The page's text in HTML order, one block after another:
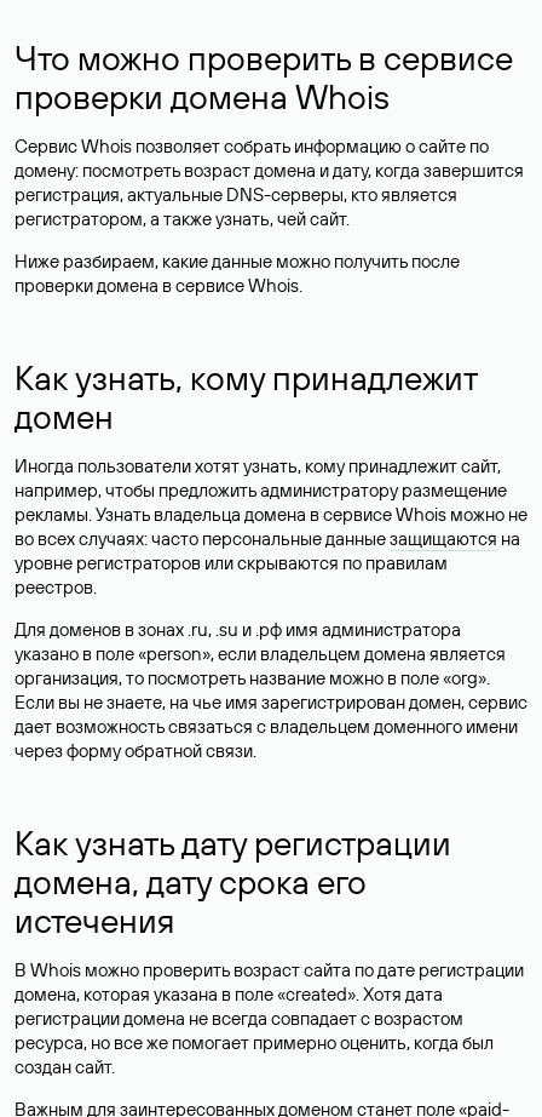
Что можно проверить в сервисе
проверки домена Whois
Сервис Whois позволяет собрать информацию о сайте по
домену: посмотреть возраст домена и дату, когда завершится
регистрация, актуальные DNS-серверы, кто является
регистратором, а также узнать, чей сайт.
Ниже разбираем, какие данные можно получить после
проверки домена в сервисе Whois.
Как узнать, кому принадлежит
домен
Иногда пользователи хотят узнать, кому принадлежит сайт,
например, чтобы предложить администратору размещение
рекламы. Узнать владельца домена в сервисе Whois можно не
во всех случаях: часто персональные данныезащищаются на
уровне регистраторов или скрываются по правилам
реестров.
Для доменов в зонах .ru, .su и .рф имя администратора
указано в поле «person», если владельцем домена является
организация, то посмотреть название можно в поле «org».
Если вы не знаете, на чье имя зарегистрирован домен, сервис
дает возможность связаться с владельцем доменного имени
через форму обратной связи.
Как узнать дату регистрации
домена, дату срока его
истечения
В Whois можно проверить возраст сайта по дате регистрации
домена, которая указана в поле «created». Хотя дата
регистрации домена не всегда совпадает с возрастом
ресурса, но все же помогает примерно оценить, когда был
создан сайт.
Важным для заинтересованных доменом станет поле «paid-